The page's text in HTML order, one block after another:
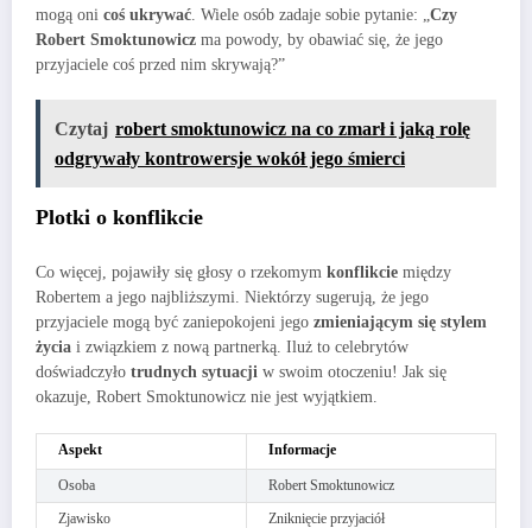
mogą oni coś ukrywać . Wiele osób zadaje sobie pytanie: „ Czy
Robert Smoktunowicz ma powody, by obawiać się, że jego
przyjaciele coś przed nim skrywają?”
Czytaj robert smoktunowicz na co zmarł i jaką rolę
odgrywały kontrowersje wokół jego śmierci
Plotki o konflikcie
Co więcej, pojawiły się głosy o rzekomym konflikcie między
Robertem a jego najbliższymi. Niektórzy sugerują, że jego
przyjaciele mogą być zaniepokojeni jego zmieniającym się stylem
życia i związkiem z nową partnerką. Iluż to celebrytów
doświadczyło trudnych sytuacji w swoim otoczeniu! Jak się
okazuje, Robert Smoktunowicz nie jest wyjątkiem.
Aspekt Informacje
Osoba
Robert Smoktunowicz
Zjawisko
Zniknięcie przyjaciół